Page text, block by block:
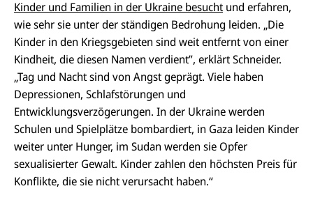
Kinder und Familien in der Ukraine besucht und erfahren,
wie sehr sie unter der ständigen Bedrohung leiden. „Die
Kinder in den Kriegsgebieten sind weit entfernt von einer
Kindheit, die diesen Namen verdient”, erklärt Schneider.
„Tag und Nacht sind von Angst geprägt. Viele haben
Depressionen, Schlafstörungen und
Entwicklungsverzögerungen. In der Ukraine werden
Schulen und Spielplätze bombardiert, in Gaza leiden Kinder
weiter unter Hunger, im Sudan werden sie Opfer
sexualisierter Gewalt. Kinder zahlen den höchsten Preis für
Konflikte, die sie nicht verursacht haben.“